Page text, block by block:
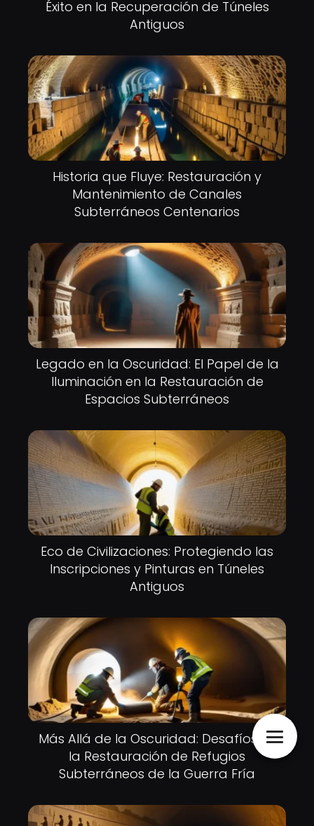
Éxito en la Recuperación de Túneles
Antiguos
Historia que Fluye: Restauración y
Mantenimiento de Canales
Subterráneos Centenarios
Legado en la Oscuridad: El Papel de la
Iluminación en la Restauración de
Espacios Subterráneos
Eco de Civilizaciones: Protegiendo las
Inscripciones y Pinturas en Túneles
Antiguos
Más Allá de la Oscuridad: Desafíos en
la Restauración de Refugios
Subterráneos de la Guerra Fría